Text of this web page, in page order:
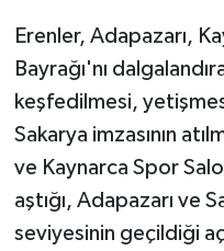
Erenler, Adapazarı,
Bayrağı'nı
keşfedilmesi,
Sakarya imzasının
ve Kaynarca Spor
aştığı, Adapazarı ve
seviyesinin geçildiği